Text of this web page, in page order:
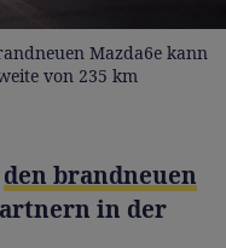
Mazda6e kann
von 235 km
den brandneuen
in der